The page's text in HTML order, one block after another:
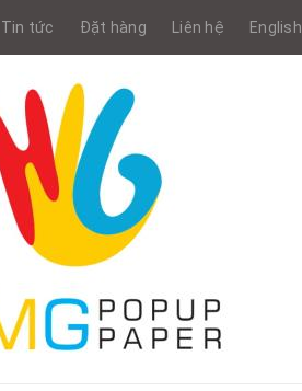
Tin tức Đặt hàng Liên hệ English